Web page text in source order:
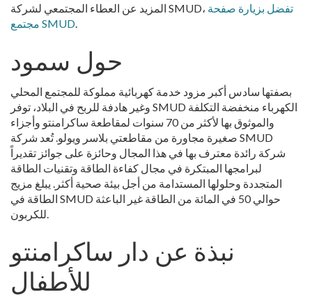
المزيد عن العطاء المجتمعي لشركة SMUD، تفضل بزيارة صفحة
مجتمع SMUD.
حول سمود
بصفتها سادس أكبر مزود خدمة كهربائية مملوكة للمجتمع المحلي
وغير هادفة للربح في البلاد، توفر SMUD الكهرباء منخفضة التكلفة
والموثوق بها لأكثر من 70 سنوات لمقاطعة ساكرامنتو وأجزاء
صغيرة مجاورة من مقاطعتي بلاسر ويولو. تُعد شركة SMUD
شركة رائدة معترف بها في هذا المجال وحائزة على جوائز تقديراً
لبرامجها المبتكرة في مجال كفاءة الطاقة وتقنيات الطاقة
المتجددة وحلولها المستدامة من أجل بيئة صحية أكثر. يبلغ مزيج
الطاقة في SMUD حوالي 50 في المائة من الطاقة غير الباعثة
للكربون.
نبذة عن دار ساكرامنتو
للأطفال